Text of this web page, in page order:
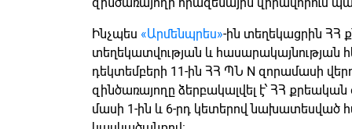
զինծառայողի հրազենային վիրավորում
Ինչպես «Արմենպրես»-ին տեղեկացրին ՀՀ
տեղեկատվության և հասարակայնության
դեկտեմբերի 11-ին ՀՀ ՊՆ N զորամասի
զինծառայողը ձերբակալվել է՝ ՀՀ
մասի 1-ին և 6-րդ կետերով նախատեսված